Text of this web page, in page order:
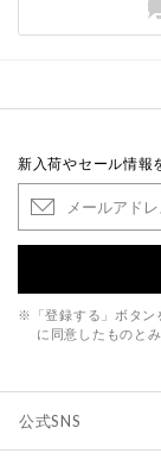
新入荷やセール情報
※「登録する」ボタン
に同意したものと
公式SNS